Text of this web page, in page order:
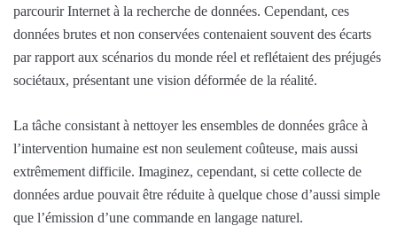
parcourir Internet à la recherche de données. Cependant, ces
données brutes et non conservées contenaient souvent des écarts
par rapport aux scénarios du monde réel et reflétaient des préjugés
sociétaux, présentant une vision déformée de la réalité.
La tâche consistant à nettoyer les ensembles de données grâce à
l’intervention humaine est non seulement coûteuse, mais aussi
extrêmement difficile. Imaginez, cependant, si cette collecte de
données ardue pouvait être réduite à quelque chose d’aussi simple
que l’émission d’une commande en langage naturel.